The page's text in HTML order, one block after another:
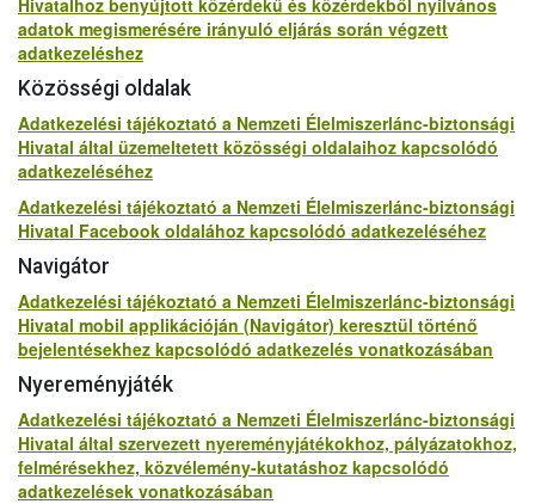
Hivatalhoz benyújtott közérdekű és közérdekből nyilvános
adatok megismerésére irányuló eljárás során végzett
adatkezeléshez
Közösségi oldalak
Adatkezelési tájékoztató a Nemzeti Élelmiszerlánc-biztonsági
Hivatal által üzemeltetett közösségi oldalaihoz kapcsolódó
adatkezeléséhez
Adatkezelési tájékoztató a Nemzeti Élelmiszerlánc-biztonsági
Hivatal Facebook oldalához kapcsolódó adatkezeléséhez
Navigátor
Adatkezelési tájékoztató a Nemzeti Élelmiszerlánc-biztonsági
Hivatal mobil applikációján (Navigátor) keresztül történő
bejelentésekhez kapcsolódó adatkezelés vonatkozásában
Nyereményjáték
Adatkezelési tájékoztató a Nemzeti Élelmiszerlánc-biztonsági
Hivatal által szervezett nyereményjátékokhoz, pályázatokhoz,
felmérésekhez, közvélemény-kutatáshoz kapcsolódó
adatkezelések vonatkozásában